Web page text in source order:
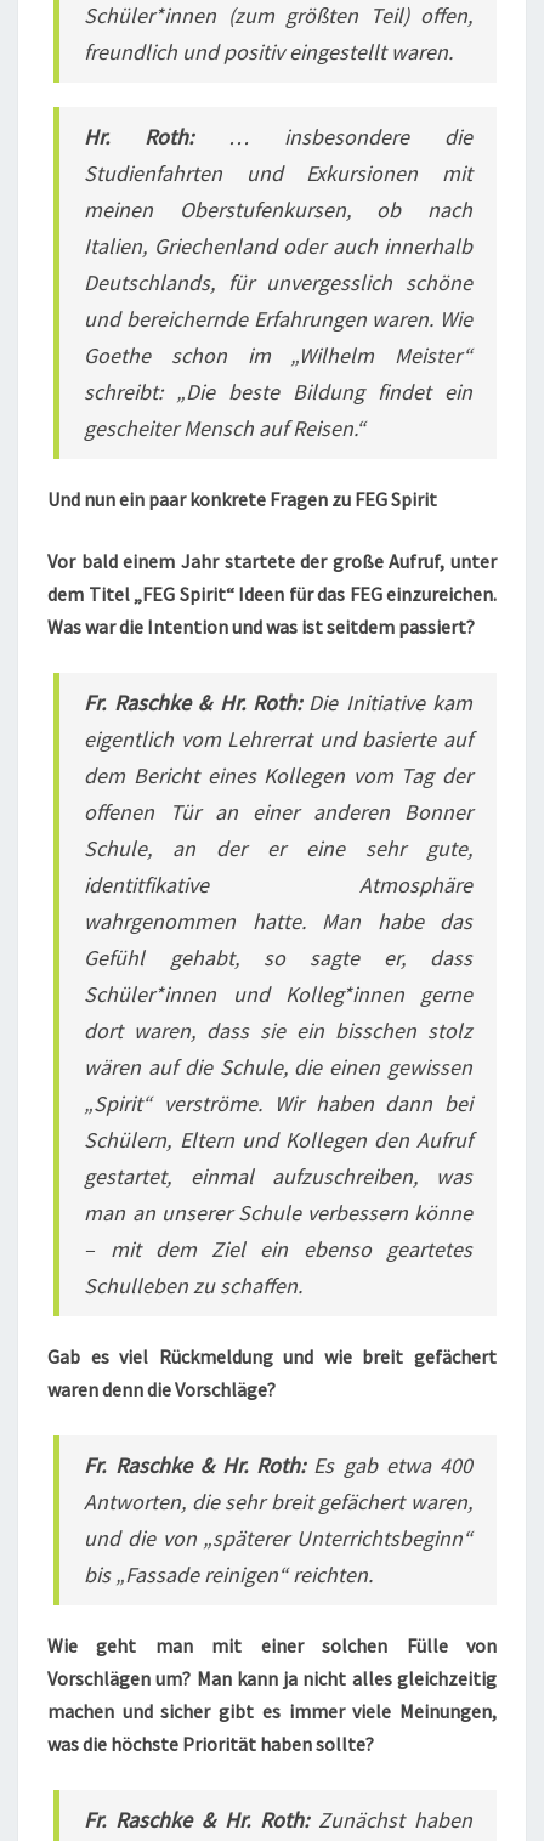
Schüler*innen (zum größten Teil) offen,
freundlich und positiv eingestellt waren.
Hr. Roth:… insbesondere die
Studienfahrten und Exkursionen mit
meinen Oberstufenkursen, ob nach
Italien, Griechenland oder auch innerhalb
Deutschlands, für unvergesslich schöne
und bereichernde Erfahrungen waren. Wie
Goethe schon im „Wilhelm Meister“
schreibt: „Die beste Bildung findet ein
gescheiter Mensch auf Reisen.“
Und nun ein paar konkrete Fragen zu FEG Spirit
Vor bald einem Jahr startete der große Aufruf, unter
dem Titel „FEG Spirit“ Ideen für das FEG einzureichen.
Was war die Intention und was ist seitdem passiert?
Fr. Raschke & Hr. Roth: Die Initiative kam
eigentlich vom Lehrerrat und basierte auf
dem Bericht eines Kollegen vom Tag der
offenen Tür an einer anderen Bonner
Schule, an der er eine sehr gute,
identitfikative Atmosphäre
wahrgenommen hatte. Man habe das
Gefühl gehabt, so sagte er, dass
Schüler*innen und Kolleg*innen gerne
dort waren, dass sie ein bisschen stolz
wären auf die Schule, die einen gewissen
„Spirit“ verströme. Wir haben dann bei
Schülern, Eltern und Kollegen den Aufruf
gestartet, einmal aufzuschreiben, was
man an unserer Schule verbessern könne
– mit dem Ziel ein ebenso geartetes
Schulleben zu schaffen.
Gab es viel Rückmeldung und wie breit gefächert
waren denn die Vorschläge?
Fr. Raschke & Hr. Roth:Es gab etwa 400
Antworten, die sehr breit gefächert waren,
und die von „späterer Unterrichtsbeginn“
bis „Fassade reinigen“ reichten.
Wie geht man mit einer solchen Fülle von
Vorschlägen um? Man kann ja nicht alles gleichzeitig
machen und sicher gibt es immer viele Meinungen,
was die höchste Priorität haben sollte?
Fr. Raschke & Hr. Roth: Zunächst haben